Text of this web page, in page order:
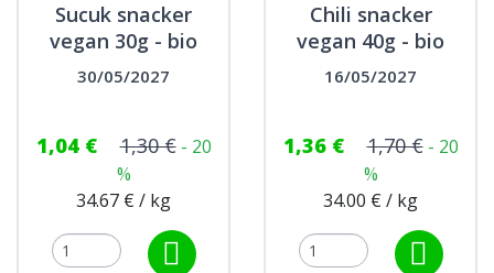
Sucuk snacker
vegan 30g - bio
30/05/2027
1,04 € 1,30 € - 20
%
34.67 € / kg
Chili snacker
vegan 40g - bio
16/05/2027
1,36 € 1,70 € - 20
%
34.00 € / kg